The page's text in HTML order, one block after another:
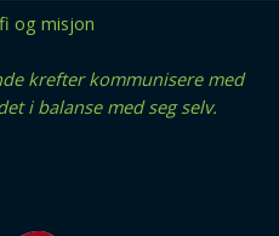
og misjon
krefter kommunisere med
i balanse med seg selv.